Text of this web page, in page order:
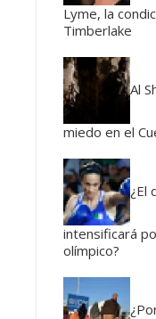
Lyme, la
Timberlake
Al
miedo en el
¿El
intensificará
olímpico?